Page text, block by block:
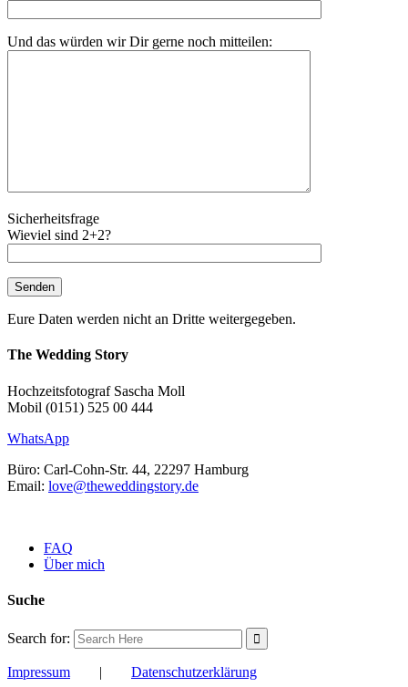
Und das würden wir Dir gerne noch mitteilen:
Sicherheitsfrage
Wieviel sind 2+2?
Eure Daten werden nicht an Dritte weitergegeben.
The Wedding Story
Hochzeitsfotograf Sascha Moll
Mobil (0151) 525 00 444
WhatsApp
Büro: Carl-Cohn-Str. 44, 22297 Hamburg
Email: love@theweddingstory.de
FAQ
Über mich
Suche
Search for:
Impressum | Datenschutzerklärung